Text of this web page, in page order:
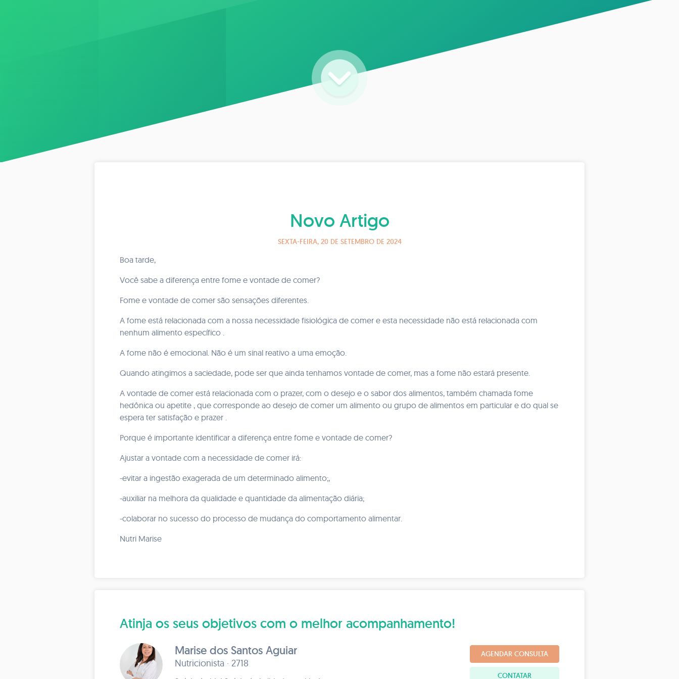
Novo Artigo
SEXTA-FEIRA, 20 DE SETEMBRO DE 2024
Boa tarde,
Você sabe a diferença entre fome e vontade de comer?
Fome e vontade de comer são sensações diferentes.
A fome está relacionada com a nossa necessidade fisiológica de comer e esta necessidade não está relacionada com
nenhum alimento específico .
A fome não é emocional. Não é um sinal reativo a uma emoção.
Quando atingimos a saciedade, pode ser que ainda tenhamos vontade de comer, mas a fome não estará presente.
A vontade de comer está relacionada com o prazer, com o desejo e o sabor dos alimentos, também chamada fome
hedônica ou apetite , que corresponde ao desejo de comer um alimento ou grupo de alimentos em particular e do qual se
espera ter satisfação e prazer .
Porque é importante identificar a diferença entre fome e vontade de comer?
Ajustar a vontade com a necessidade de comer irá:
-evitar a ingestão exagerada de um determinado alimento;,
-auxiliar na melhora da qualidade e quantidade da alimentação diária;
-colaborar no sucesso do processo de mudança do comportamento alimentar.
Nutri Marise
Atinja os seus objetivos com o melhor acompanhamento!
Marise dos Santos Aguiar
Nutricionista · 2718
AGENDAR CONSULTA
CONTATAR